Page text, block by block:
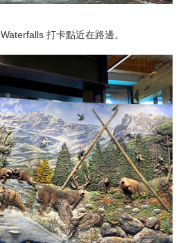
打卡點近在路邊。